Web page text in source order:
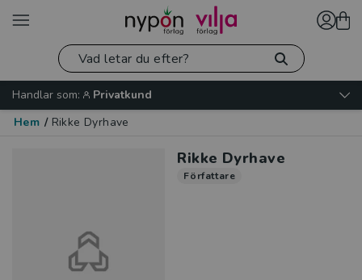
Handlar som:
Privatkund
Hem / Rikke Dyrhave
Rikke Dyrhave
Författare